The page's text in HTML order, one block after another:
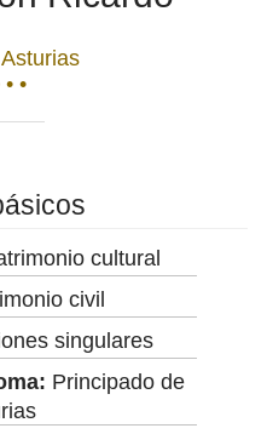
• •
cultural
civil
singulares
Principado de